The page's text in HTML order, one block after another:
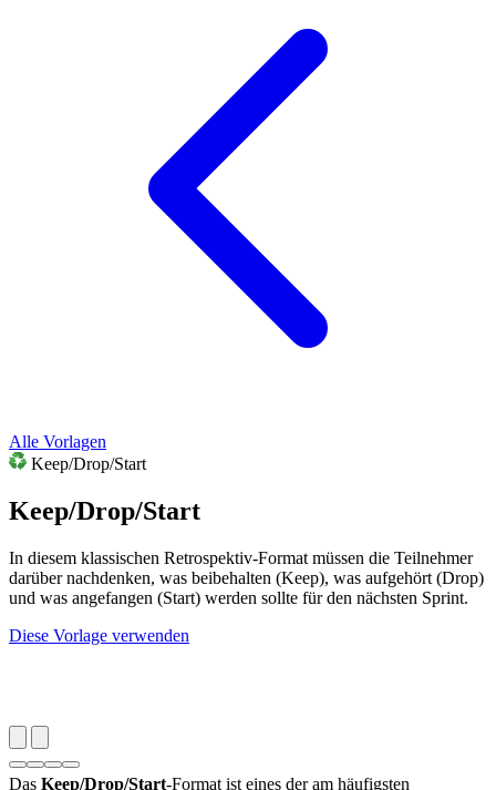
Alle Vorlagen
Keep/Drop/Start
Keep/Drop/Start
In diesem klassischen Retrospektiv-Format müssen die Teilnehmer
darüber nachdenken, was beibehalten (Keep), was aufgehört (Drop)
und was angefangen (Start) werden sollte für den nächsten Sprint.
Diese Vorlage verwenden
Das Keep/Drop/Start-Format ist eines der am häufigsten